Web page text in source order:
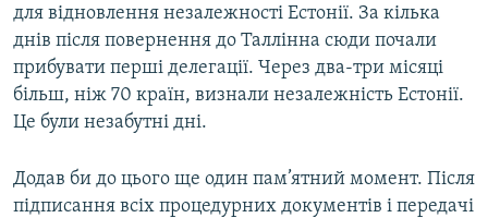
для відновлення незалежності Естонії. За кілька
днів після повернення до Таллінна сюди почали
прибувати перші делегації. Через два-три місяці
більш, ніж 70 країн, визнали незалежність Естонії.
Це були незабутні дні.
Додав би до цього ще один пам’ятний момент. Після
підписання всіх процедурних документів і передачі